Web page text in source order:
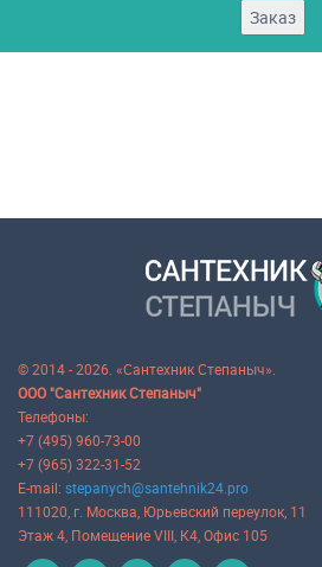
Заказ
© 2014 - 2026. «Сантехник Степаныч».
ООО "Сантехник Степаныч"
Телефоны:
+7 (495) 960-73-00
+7 (965) 322-31-52
E-mail: stepanych@santehnik24.pro
111020 , г. Москва Юрьевский переулок, 11
Этаж 4, Помещение VIII, К4, Офис 105